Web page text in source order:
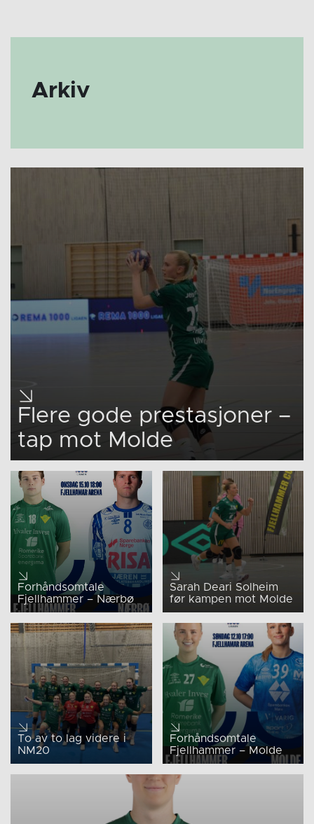
Arkiv
Flere gode prestasjoner –
tap mot Molde
Forhåndsomtale
Fjellhammer – Nærbø
Sarah Deari Solheim
før kampen mot Molde
To av to lag videre i
NM20
Forhåndsomtale
Fjellhammer – Molde